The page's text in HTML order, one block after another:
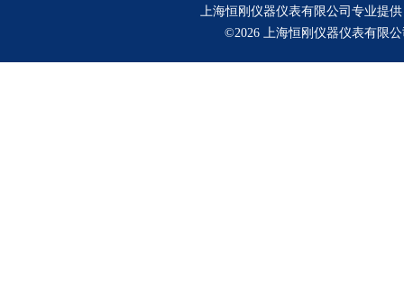
上海恒刚仪器仪表有限公司专业提
©2026 上海恒刚仪器仪表有限